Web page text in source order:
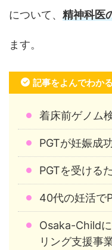
について、 精神科医
ます。
記事をよんでわか
着床前ゲノム
PGTが妊娠成
PGTを受ける
40代の妊活で
Osaka-Child
リング支援事